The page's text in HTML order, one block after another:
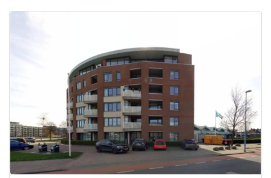
maken moet je
binnen 15
reageren.
Stekkies helpt
je hierbij!